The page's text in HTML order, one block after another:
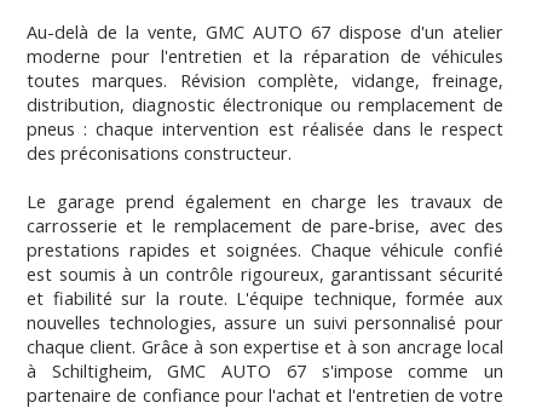
Au-delà de la vente, GMC AUTO 67 dispose d'un atelier
moderne pour l'entretien et la réparation de véhicules
toutes marques. Révision complète, vidange, freinage,
distribution, diagnostic électronique ou remplacement de
pneus : chaque intervention est réalisée dans le respect
des préconisations constructeur.
Le garage prend également en charge les travaux de
carrosserie et le remplacement de pare-brise, avec des
prestations rapides et soignées. Chaque véhicule confié
est soumis à un contrôle rigoureux, garantissant sécurité
et fiabilité sur la route. L'équipe technique, formée aux
nouvelles technologies, assure un suivi personnalisé pour
chaque client. Grâce à son expertise et à son ancrage local
à Schiltigheim, GMC AUTO 67 s'impose comme un
partenaire de confiance pour l'achat et l'entretien de votre